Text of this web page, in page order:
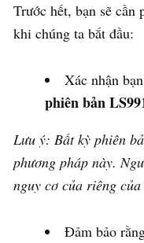
Trước hết, bạn sẽ cần
khi chúng ta bắt đầu:
Xác nhận
phiên bản
Lưu ý: Bất kỳ phiên
phương pháp này.
nguy cơ của riêng của
Đảm bảo